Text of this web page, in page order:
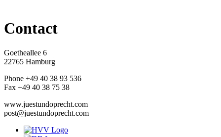
Contact
Goetheallee 6
22765 Hamburg
Phone +49 40 38 93 536
Fax +49 40 38 75 38
www.juestundoprecht.com
post@juestundoprecht.com